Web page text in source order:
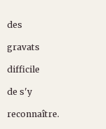
des
gravats
difficile
de s'y
reconnaître.